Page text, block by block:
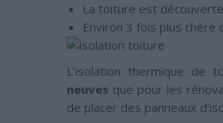
La toiture est
Environ 3 fois plus chère
L’isolation thermique de
neuves que pour les
de placer des panneaux